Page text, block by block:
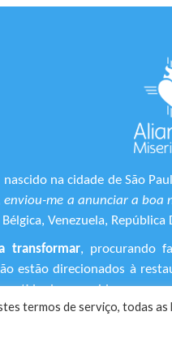
na cidade de São
me a anunciar a boa
Venezuela,
transformar, procurando
estão direcionados à
de suas vidas.
termos de serviço, todas